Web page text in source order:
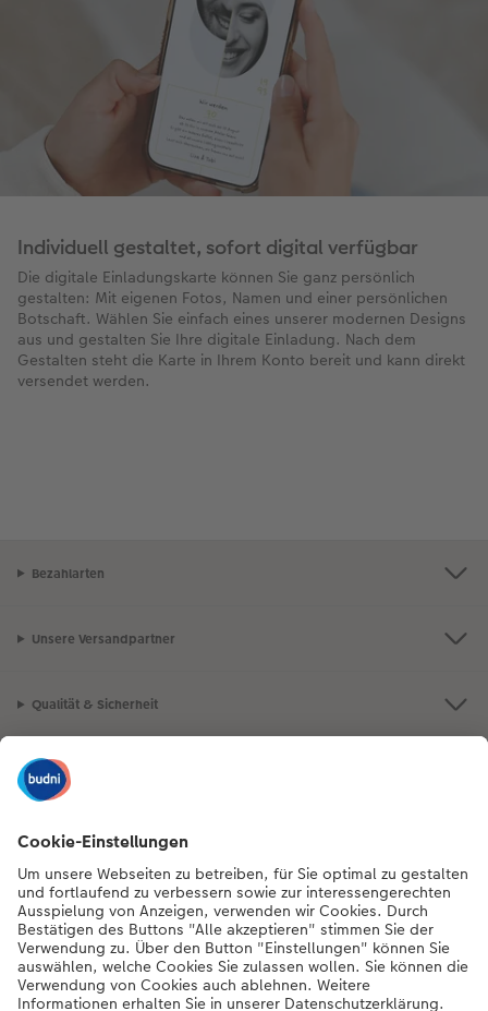
Individuell gestaltet, sofort digital verfügbar
Die digitale Einladungskarte können Sie ganz persönlich
gestalten: Mit eigenen Fotos, Namen und einer persönlichen
Botschaft. Wählen Sie einfach eines unserer modernen Designs
aus und gestalten Sie Ihre digitale Einladung. Nach dem
Gestalten steht die Karte in Ihrem Konto bereit und kann direkt
versendet werden.
Bezahlarten
Unsere Versandpartner
Qualität & Sicherheit
Nachhaltigkeit bei CEWE
Mein Fotoservice
Informationen
Sortiment